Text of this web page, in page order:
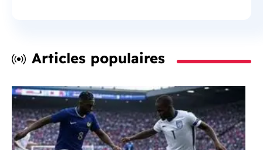
Articles populaires